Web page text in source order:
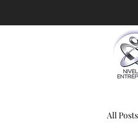
All Posts